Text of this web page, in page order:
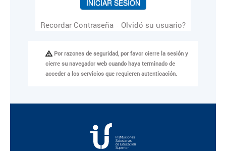
Recordar Contraseña - Olvidó su usuario?
Por razones de seguridad, por favor cierre la sesión y
cierre su navegador web cuando haya terminado de
acceder a los servicios que requieren autenticación.